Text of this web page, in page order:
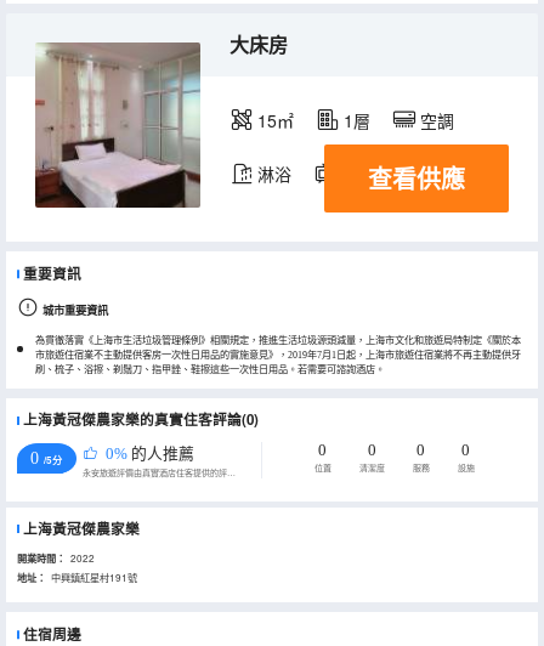
大床房
15㎡ 1層 空調
淋浴 電視機
查看供應
重要資訊
城市重要資訊
為貫徹落實《上海市生活垃圾管理條例》相關規定，推進生活垃圾源頭減量，上海市文化和旅遊局特制定《關於本
市旅遊住宿業不主動提供客房一次性日用品的實施意見》，2019年7月1日起，上海市旅遊住宿業將不再主動提供牙
刷、梳子、浴擦、剃鬚刀、指甲銼、鞋擦這些一次性日用品。若需要可諮詢酒店。
上海黃冠傑農家樂的真實住客評論(0)
0 /5分 0% 的人推薦
永安旅遊評價由真實酒店住客提供的評價。
0
位置
0
清潔度
0
服務
0
設施
上海黃冠傑農家樂
開業時間： 2022
地址： 中興鎮紅星村191號
住宿周邊